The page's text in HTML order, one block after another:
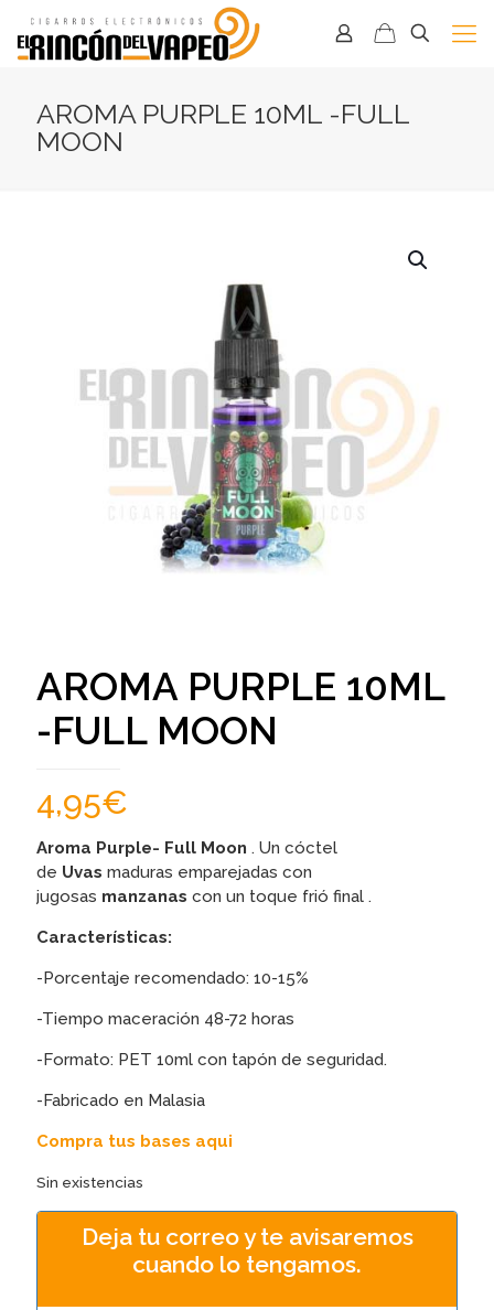
AROMA PURPLE 10ML -FULL
MOON
AROMA PURPLE 10ML
-FULL MOON
4,95€
Aroma Purple- Full Moon . Un cóctel
de Uvas maduras emparejadas con
jugosas manzanas con un toque frió final .
Características:
-Porcentaje recomendado: 10-15%
-Tiempo maceración 48-72 horas
-Formato: PET 10ml con tapón de seguridad.
-Fabricado en Malasia
Compra tus bases aqui
Sin existencias
Deja tu correo y te avisaremos
cuando lo tengamos.